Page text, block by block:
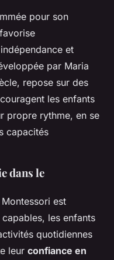
pour son
et
par Maria
repose sur des
les enfants
propre rythme, en se
capacités
dans le
est
les enfants
quotidiennes
leur confiance en